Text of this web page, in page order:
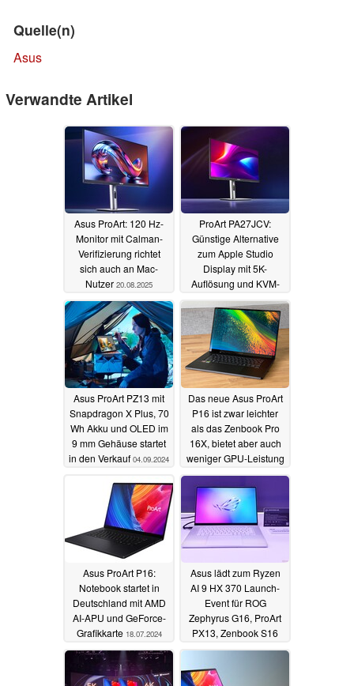
Quelle(n)
Asus
Verwandte Artikel
Asus ProArt: 120 Hz-
Monitor mit Calman-
Verifizierung richtet
sich auch an Mac-
Nutzer 20.08.2025
ProArt PA27JCV:
Günstige Alternative
zum Apple Studio
Display mit 5K-
Auflösung und KVM-
Switch startet in
Deutschland21.12.2024
Asus ProArt PZ13 mit
Snapdragon X Plus, 70
Wh Akku und OLED im
9 mm Gehäuse startet
in den Verkauf 04.09.2024
Das neue Asus ProArt
P16 ist zwar leichter
als das Zenbook Pro
16X, bietet aber auch
weniger GPU-Leistung
und nur einen 60-Hz-
OLED07.08.2024
Asus ProArt P16:
Notebook startet in
Deutschland mit AMD
AI-APU und GeForce-
Grafikkarte 18.07.2024
Asus lädt zum Ryzen
AI 9 HX 370 Launch-
Event für ROG
Zephyrus G16, ProArt
PX13, Zenbook S16
und Co.03.07.2024